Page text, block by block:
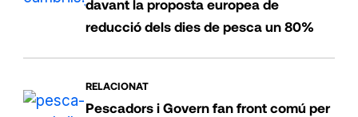
davant la proposta europea de
reducció dels dies de pesca un 80%
RELACIONAT
Pescadors i Govern fan front comú per